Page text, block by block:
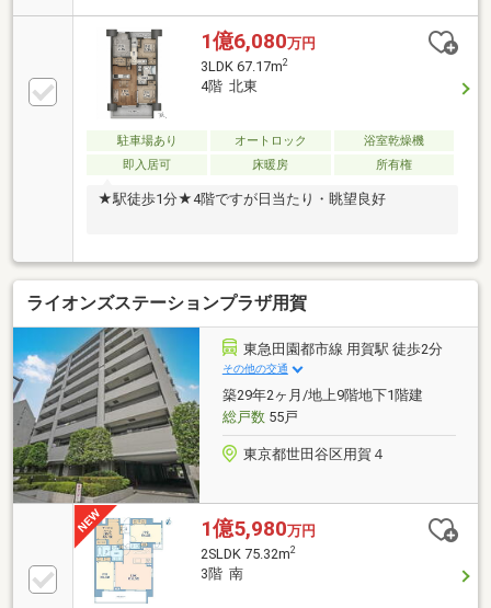
つき通風良好■Access東急田園都市線『駒沢大学』
駅 徒歩1分■Design＆Comfort【2層吹き抜けエント
ランス】アイストップになる黒の壁面が訪れたゲスト
をエレベーターホールへ導きます【中空スラブ工法】
天井に梁の少ない工法が採用されています【S-マルチ
コア】住友不動産オリジナル工法。通常廊下に設置す
る室外機やメーター類、管類をS-マルチコアに格納す
ることで、すっきりとした歩行空間にします
1億6,080万円
3LDK 67.17m2
4階 北東
駐車場あり オートロック
浴室乾燥機
即入居可
床暖房 所有権
★駅徒歩1分★4階ですが日当たり・眺望良好
ライオンズステーションプラザ用賀
東急田園都市線 用賀駅 徒歩2分
その他の交通
築29年2ヶ月/地上9階地下1階建
総戸数55戸
東京都世田谷区用賀４
1億5,980万円
2SLDK 75.32m2
3階 南